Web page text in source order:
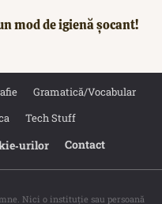
mod de igienă șocant!
Gramatică/Vocabular
Tech Stuff
Contact
Nici o instituţie sau persoană